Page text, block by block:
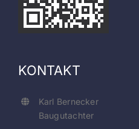
KONTAKT
Karl Bernecker
Baugutachter